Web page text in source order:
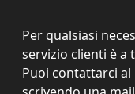
Per qualsiasi
servizio clienti è a
Puoi contattarci